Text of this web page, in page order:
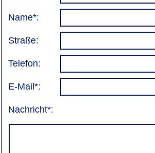
Name*:
Straße:
Telefon:
E-Mail*:
Nachricht*: